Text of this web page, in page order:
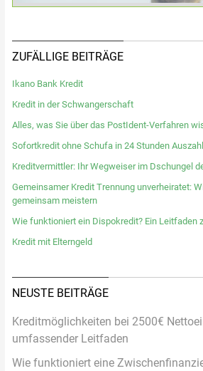
ZUFÄLLIGE BEITRÄGE
Ikano Bank Kredit
Kredit in der Schwangerschaft
Alles, was Sie über das PostIdent-Verfahren
Sofortkredit ohne Schufa in 24 Stunden
Kreditvermittler: Ihr Wegweiser im Dschungel
Gemeinsamer Kredit Trennung unverheiratet:
gemeinsam meistern
Wie funktioniert ein Dispokredit? Ein Leitfaden
Kredit mit Elterngeld
NEUSTE BEITRÄGE
Kreditmöglichkeiten bei 2500€
umfassender Leitfaden
Wie funktioniert eine